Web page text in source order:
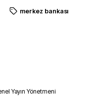
merkez bankası
Yayın Yönetmeni